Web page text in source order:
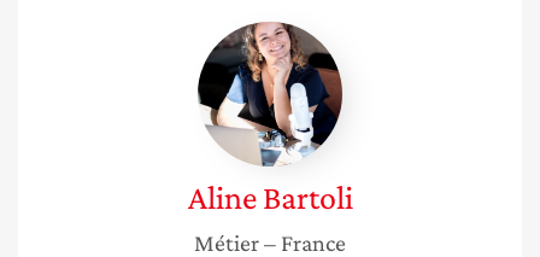
Aline
Bartoli
Aline Bartoli
Métier– France